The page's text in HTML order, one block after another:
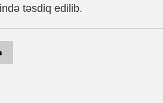
təsdiq edilib.